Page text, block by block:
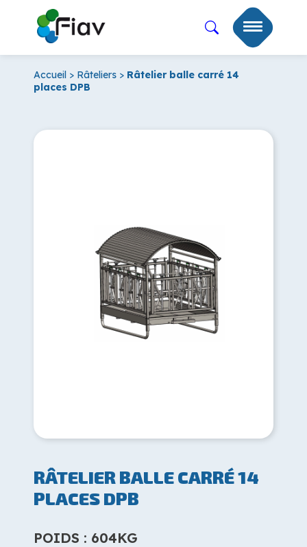
Accueil > Râteliers > Râtelier balle carré 14
places DPB
RÂTELIER BALLE CARRÉ 14
PLACES DPB
POIDS : 604KG